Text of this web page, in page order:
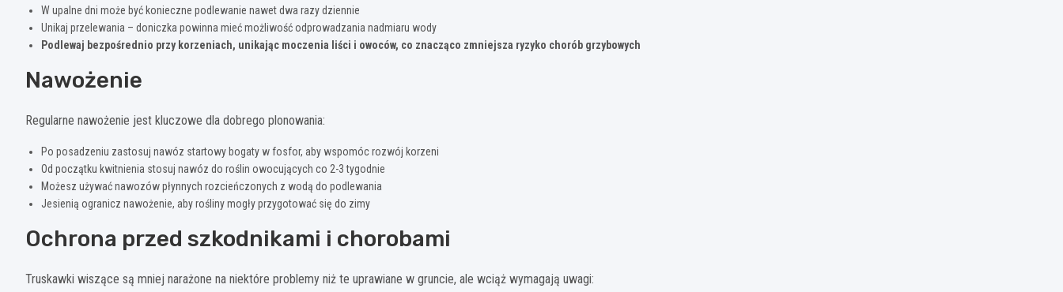
W upalne dni może być konieczne podlewanie nawet dwa razy dziennie
Unikaj przelewania – doniczka powinna mieć możliwość odprowadzania nadmiaru wody
Podlewaj bezpośrednio przy korzeniach, unikając moczenia liści i owoców, co znacząco zmniejsza ryzyko chorób grzybowych
Nawożenie
Regularne nawożenie jest kluczowe dla dobrego plonowania:
Po posadzeniu zastosuj nawóz startowy bogaty w fosfor, aby wspomóc rozwój korzeni
Od początku kwitnienia stosuj nawóz do roślin owocujących co 2-3 tygodnie
Możesz używać nawozów płynnych rozcieńczonych z wodą do podlewania
Jesienią ogranicz nawożenie, aby rośliny mogły przygotować się do zimy
Ochrona przed szkodnikami i chorobami
Truskawki wiszące są mniej narażone na niektóre problemy niż te uprawiane w gruncie, ale wciąż wymagają uwagi: